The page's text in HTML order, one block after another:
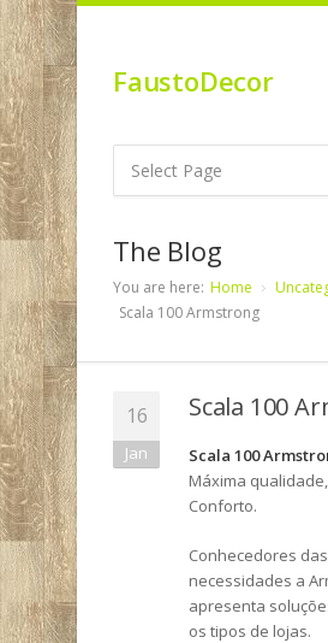
FaustoDecor
The Blog
You are here: Home
Scala 100 Armstrong
16
Jan
Scala 100
Scala 100
Máxima
Conforto.
Conhecedores
necessidades a
apresenta
os tipos de lojas.